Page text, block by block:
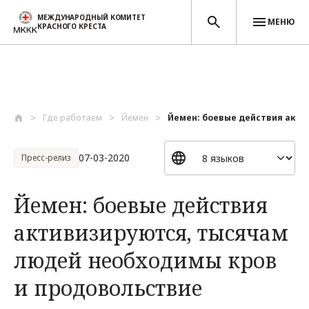
МЕЖДУНАРОДНЫЙ КОМИТЕТ
КРАСНОГО КРЕСТА
МЕНЮ
Где работаем Йемен Йемен: боевые действия
Пресс-релиз 07-03-2020
Йемен: боевые действия
активизируются, тысячам
людей необходимы кров
и продовольствие